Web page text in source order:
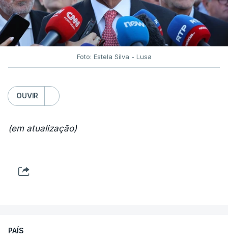
Foto: Estela Silva - Lusa
OUVIR
(em atualização)
PAÍS